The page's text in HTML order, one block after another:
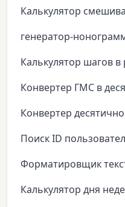
Калькулятор
генератор-
Калькулятор шагов в
Конвертер ГМС в
Конвертер
Поиск ID
Форматировщик
Калькулятор дня